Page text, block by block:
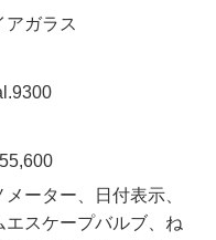
アガラス
ーター、日付表示、
スケープバルブ、ね